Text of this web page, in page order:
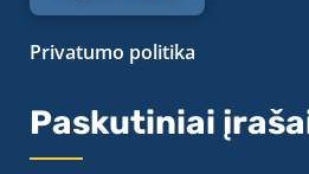
Privatumo politika
Paskutiniai